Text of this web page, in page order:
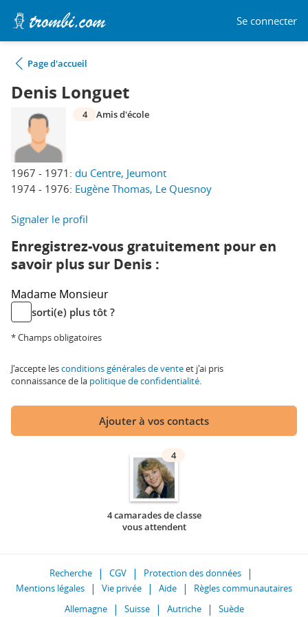
Se connecter
Page d'accueil
Denis Longuet
1967 - 1971: du Centre, Jeumont
1974 - 1976: Eugène Thomas, Le Quesnoy
4 Amis d'école
Signaler le profil
Enregistrez-vous gratuitement pour en
savoir plus sur Denis :
Madame Monsieur
sorti(e) plus tôt ?
* Champs obligatoires
J'accepte lesconditions générales de venteet j'ai pris
connaissance de la politique de confidentialité.
Ajouter à vos contacts
4
4 camarades de classe
vous attendent
Recherche CGV
Protection des données
Mentions légales
Vie privée Aide
Règles communautaires
Allemagne
Suisse Autriche Suède